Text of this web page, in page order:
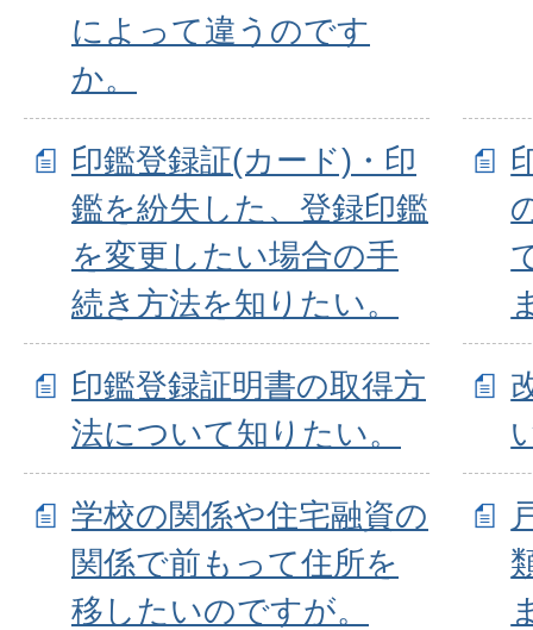
によって違うのです
か。
印鑑登録証(カード)・印
鑑を紛失した、登録印鑑
を変更したい場合の手
続き方法を知りたい。
印鑑登録証明書の取得方
法について知りたい。
学校の関係や住宅融資の
関係で前もって住所を
移したいのですが。